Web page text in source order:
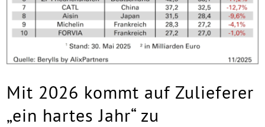
Mit 2026 kommt auf Zulieferer
„ein hartes Jahr“ zu